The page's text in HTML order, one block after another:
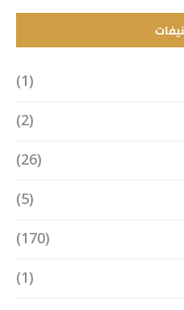
(1)
(2)
(26)
(5)
(170)
(1)